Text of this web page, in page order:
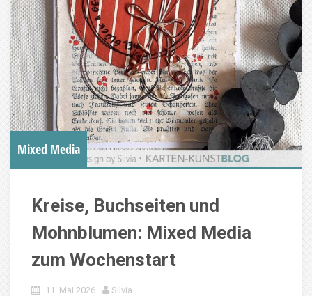
Mixed Media
Kreise, Buchseiten und
Mohnblumen: Mixed Media
zum Wochenstart
11. Mai 2026 Silvia